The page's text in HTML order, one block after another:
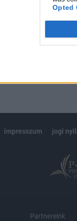
Opted
kötéslistái
MÁR
impresszum jogi
Partnereink